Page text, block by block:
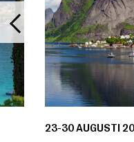
23-30 AUGUSTI